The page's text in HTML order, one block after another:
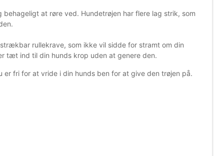
at røre ved. Hundetrøjen har flere lag strik, som
rullekrave, som ikke vil sidde for stramt om din
tæt ind til din hunds krop uden at genere den.
fri for at vride i din hunds ben for at give den trøjen på.